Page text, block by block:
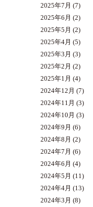
2025年7月 (7)
2025年6月 (2)
2025年5月 (2)
2025年4月 (5)
2025年3月 (3)
2025年2月 (2)
2025年1月 (4)
2024年12月 (7)
2024年11月 (3)
2024年10月 (3)
2024年9月 (6)
2024年8月 (2)
2024年7月 (6)
2024年6月 (4)
2024年5月 (11)
2024年4月 (13)
2024年3月 (8)